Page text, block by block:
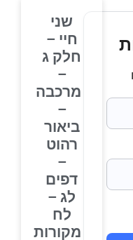
שני
חיי –
חלק ג
מרכבה
ביאור
רהוט
דפים
לג –
לח
מקורות